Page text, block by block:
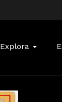
Explora